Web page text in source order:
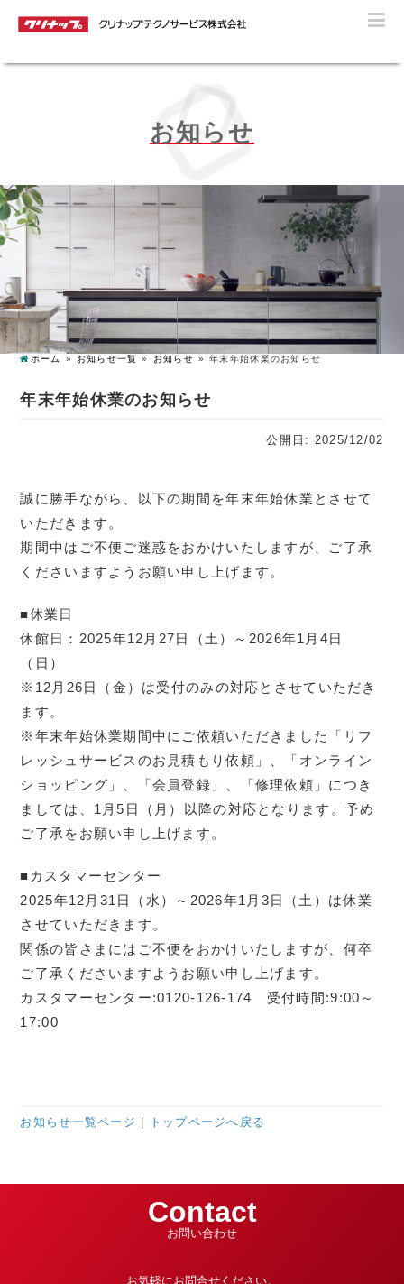
ク
お知らせ
ホーム お知らせ一覧 お知らせ 年末年始休業のお知らせ
年末年始休業のお知らせ
公開日: 2025/12/02
誠に勝手ながら、以下の期間を年末年始休業とさせて
いただきます。
期間中はご不便ご迷惑をおかけいたしますが、ご了承
くださいますようお願い申し上げます。
■休業日
休館日：2025年12月27日（土）～2026年1月4日
（日）
※12月26日（金）は受付のみの対応とさせていただき
ます。
※年末年始休業期間中にご依頼いただきました「リフ
レッシュサービスのお見積もり依頼」、「オンライン
ショッピング」、「会員登録」、「修理依頼」につき
ましては、1月5日（月）以降の対応となります。予め
ご了承をお願い申し上げます。
■カスタマーセンター
2025年12月31日（水）～2026年1月3日（土）は休業
させていただきます。
関係の皆さまにはご不便をおかけいたしますが、何卒
ご了承くださいますようお願い申し上げます。
カスタマーセンター:0120-126-174 受付時間:9:00～
17:00
お知らせ一覧ページ | トップページへ戻る
Contact
お問い合わせ
お気軽にお問合せください。